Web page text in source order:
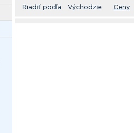
Riadiť podľa: Východzie Ceny